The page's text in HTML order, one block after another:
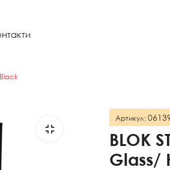
Артикул:
BLOK
Glass/